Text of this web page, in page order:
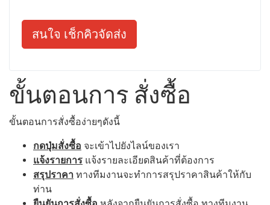
สนใจ เช็กคิวจัดส่ง
ขั้นตอนการ สั่งซื้อ
ขั้นตอนการสั่งซื้อง่ายๆดังนี้
กดปุ่มสั่งซื้อ จะเข้าไปยังไลน์ของเรา
แจ้งรายการ แจ้งรายละเอียดสินค้าที่ต้องการ
สรุปราคา ทางทีมงานจะทำการสรุปราคาสินค้าให้กับ
ท่าน